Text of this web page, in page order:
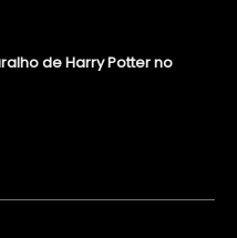
de Harry Potter no